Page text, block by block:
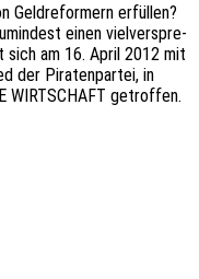
Geld­re­for­mern erfül­len?
einen viel­ver­spre­
sich am 16. April 2012 mit
der Pira­ten­par­tei, in
WIRTSCHAFT getroffen.